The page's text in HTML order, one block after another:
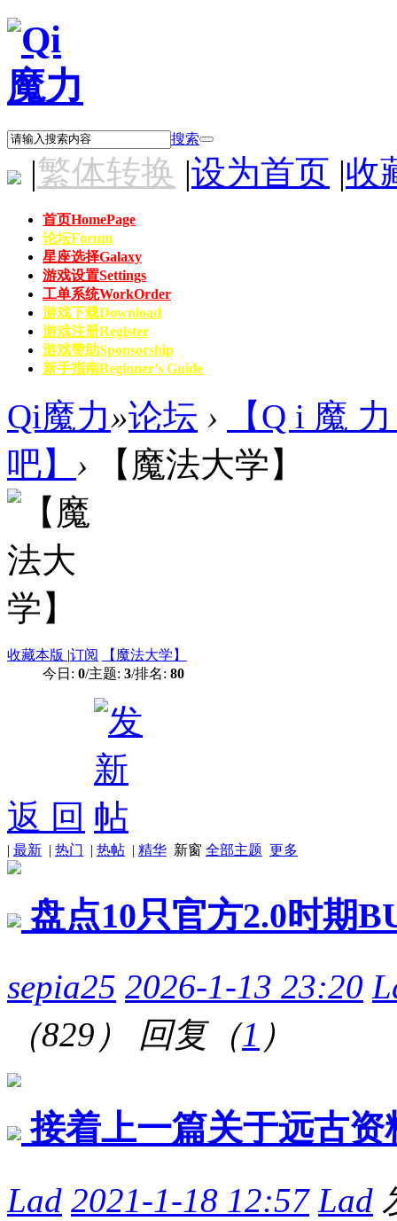
搜索
|繁体转换 |设为首页 |收
首页HomePage
论坛Forum
星座选择Galaxy
游戏设置Settings
工单系统WorkOrder
游戏下载Download
游戏注册Register
游戏赞助Sponsorship
新手指南Beginner's Guide
Qi魔力»论坛 ›
【Q i 魔
吧】 › 【魔法大学】
收藏本版 |订阅
【魔法大学】
今日: 0/主题: 3/排名: 80
返 回
| 最新 | 热门 | 热帖 | 精华 新窗 全部主题 更多
盘点10只官方2.0时期
sepia25 2026-1-13 23:20
（829）
回复（1 ）
接着上一篇关于远古资
Lad 2021-1-18 12:57 Lad